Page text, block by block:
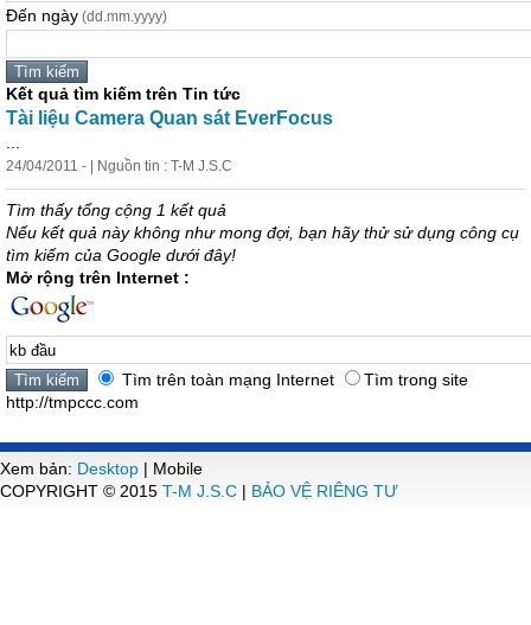
Đến ngày (dd.mm.yyyy)
Kết quả tìm kiếm trên Tin tức
Tài liệu Camera Quan sát EverFocus
24/04/2011 - | Nguồn tin : T-M J.S.C
Tìm thấy tổng cộng 1 kết quả
Nếu kết quả này không như mong đợi, bạn hãy thử sử dụng công cụ
tìm kiếm của Google dưới đây!
Mở rộng trên Internet :
Tìm trên toàn mạng Internet
Tìm trong site
http://tmpccc.com
Xem bản: Desktop | Mobile
COPYRIGHT © 2015 T-M J.S.C | BẢO VỆ RIÊNG TƯ